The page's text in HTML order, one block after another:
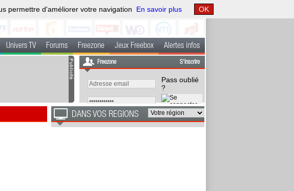
Univers TV Forums Freezone Jeux Freebox Alertes infos
Freezone S'inscrire
Pass oublié
?
DANS VOS REGIONS
permettre d'améliorer votre navigation En savoir plus OK